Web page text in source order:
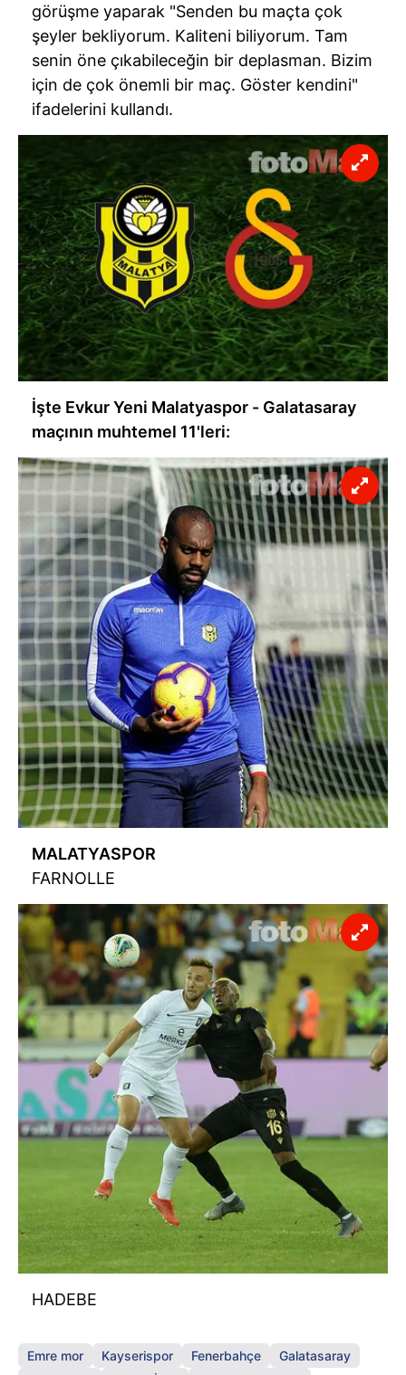
görüşme yaparak "Senden bu maçta çok
şeyler bekliyorum. Kaliteni biliyorum. Tam
senin öne çıkabileceğin bir deplasman. Bizim
için de çok önemli bir maç. Göster kendini"
ifadelerini kullandı.
İşte Evkur Yeni Malatyaspor - Galatasaray
maçının muhtemel 11'leri:
MALATYASPOR
FARNOLLE
HADEBE
Emre mor Kayserispor Fenerbahçe
Galatasaray